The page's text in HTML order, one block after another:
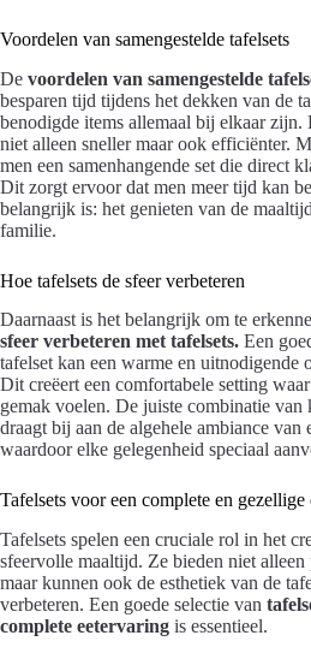
Voordelen van samengestelde tafelsets
De voordelen van samengestelde
besparen tijd tijdens het dekken van de
benodigde items allemaal bij elkaar zijn.
niet alleen sneller maar ook efficiënter.
men een samenhangende set die direct
Dit zorgt ervoor dat men meer tijd kan
belangrijk is: het genieten van de
familie.
Hoe tafelsets de sfeer verbeteren
Daarnaast is het belangrijk om te
sfeer verbeteren met tafelsets. Een
tafelset kan een warme en uitnodigende
Dit creëert een comfortabele setting
gemak voelen. De juiste combinatie van
draagt bij aan de algehele ambiance van
waardoor elke gelegenheid speciaal
Tafelsets voor een complete en gezellige
Tafelsets spelen een cruciale rol in het
sfeervolle maaltijd. Ze bieden niet
maar kunnen ook de esthetiek van de
verbeteren. Een goede selectie van
complete eetervaring is essentieel.